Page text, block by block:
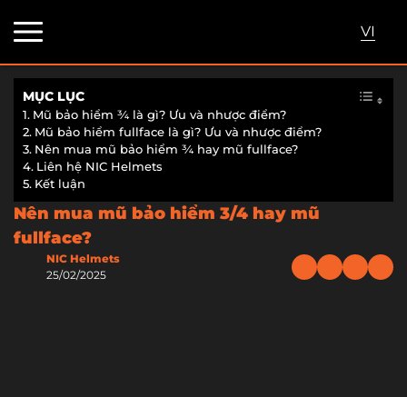
VI
Nên mua mũ bảo hiểm 3/4 hay mũ
fullface?
NIC Helmets
25/02/2025
MỤC LỤC
Mũ bảo hiểm ¾ là gì? Ưu và nhược điểm?
Mũ bảo hiểm fullface là gì? Ưu và nhược điểm?
Nên mua mũ bảo hiểm ¾ hay mũ fullface?
Liên hệ NIC Helmets
Kết luận